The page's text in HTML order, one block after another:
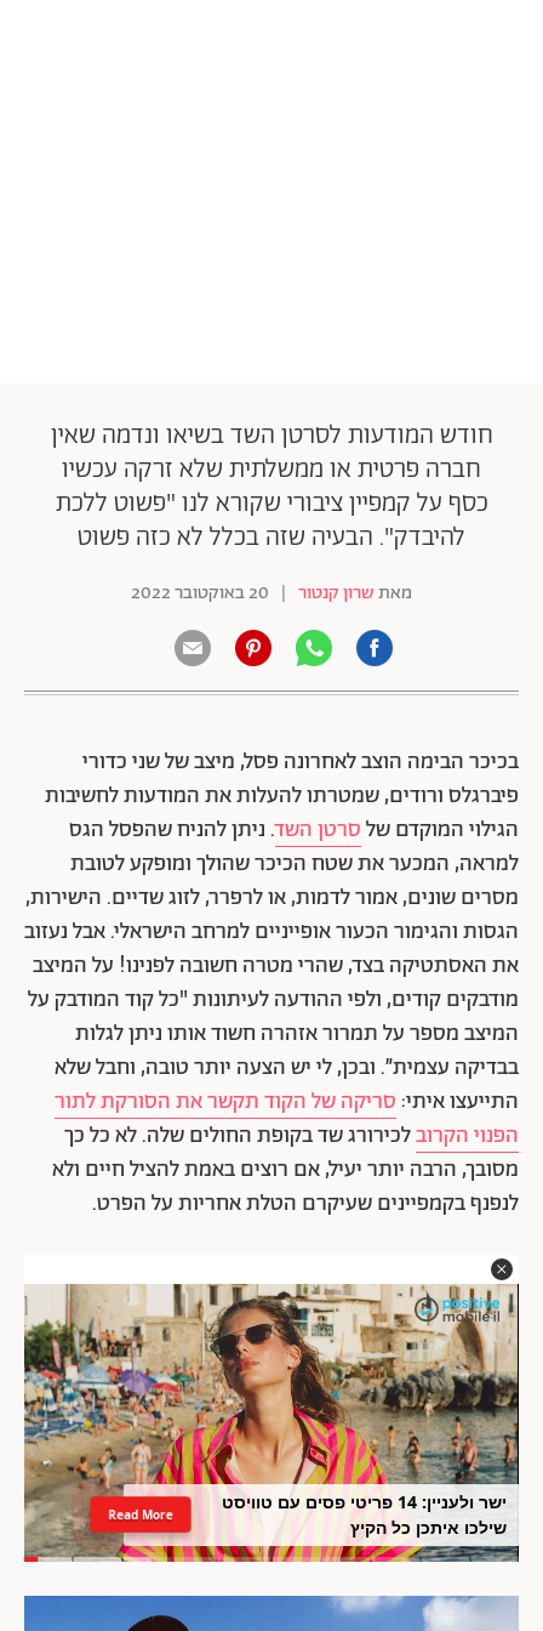
חודש המודעות לסרטן השד בשיאו ונדמה שאין
חברה פרטית או ממשלתית שלא זרקה עכשיו
כסף על קמפיין ציבורי שקורא לנו "פשוט ללכת
להיבדק". הבעיה שזה בכלל לא כזה פשוט
מאתשרון קנטור | 20 באוקטובר 2022
בכיכר הבימה הוצב לאחרונה פסל, מיצב של שני כדורי
פיברגלס ורודים, שמטרתו להעלות את המודעות לחשיבות
הגילוי המוקדם שלסרטן השד. ניתן להניח שהפסל הגס
למראה, המכער את שטח הכיכר שהולך ומופקע לטובת
מסרים שונים, אמור לדמות, או לרפרר, לזוג שדיים. הישירות,
הגסות והגימור הכעור אופייניים למרחב הישראלי. אבל נעזוב
את האסתטיקה בצד, שהרי מטרה חשובה לפנינו! על המיצב
מודבקים קודים, ולפי ההודעה לעיתונות "כל קוד המודבק על
המיצב מספר על תמרור אזהרה חשוד אותו ניתן לגלות
בבדיקה עצמית”. ובכן, לי יש הצעה יותר טובה, וחבל שלא
התייעצו איתי: סריקה של הקוד תקשר את הסורקת לתור
הפנוי הקרובלכירורג שד בקופת החולים שלה. לא כל כך
מסובך, הרבה יותר יעיל, אם רוצים באמת להציל חיים ולא
לנפנף בקמפיינים שעיקרם הטלת אחריות על הפרט.
ישר ולעניין: 14 פריטי פסים עם טוויסט
שילכו איתכן כל הקיץ
Read More